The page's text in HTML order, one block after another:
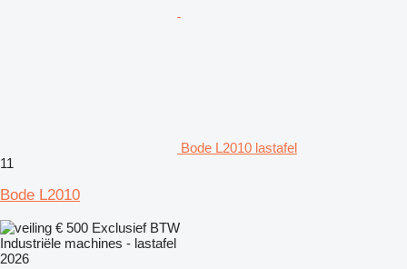
Bode L2010 lastafel
11
Bode L2010
€ 500 Exclusief BTW
Industriële machines - lastafel
2026